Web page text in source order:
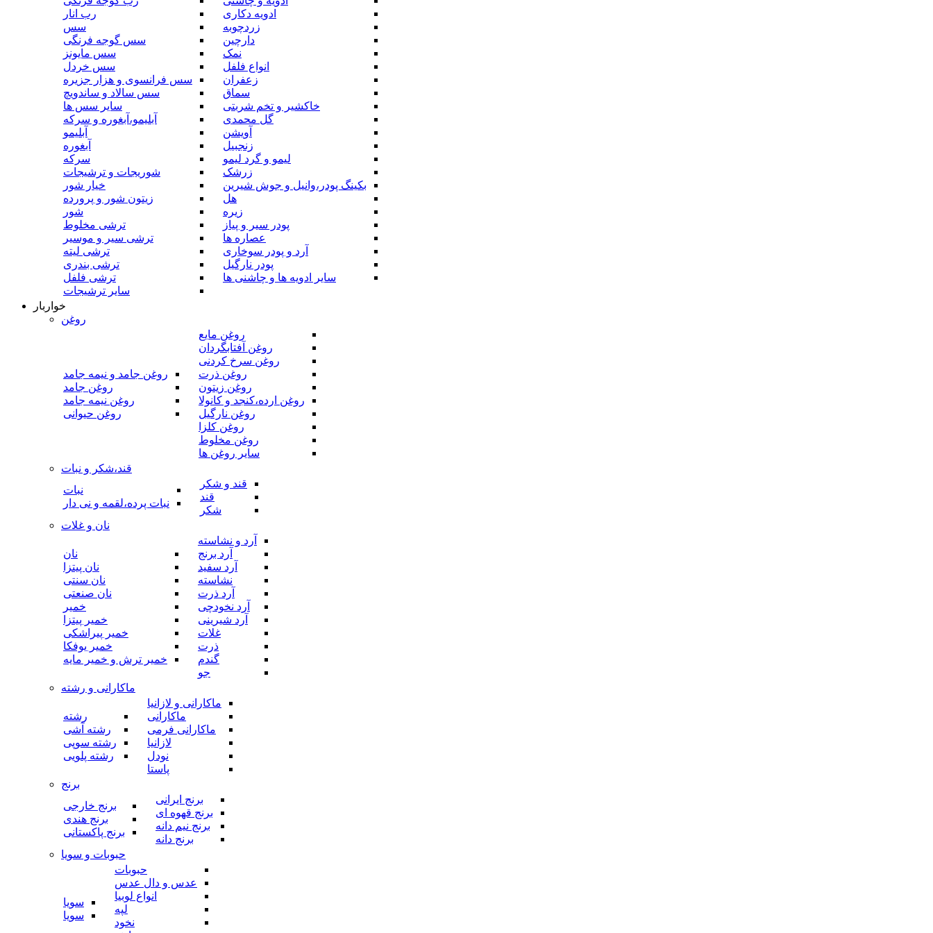
ادویه دکاری
زردچوبه
دارچین
نمک
انواع فلفل
زعفران
سماق
خاکشیر و تخم شربتی
گل محمدی
آویشن
زنجبیل
لیمو و گرد لیمو
زرشک
بکینگ پودر،وانیل و جوش شیرین
هل
زیره
پودر سیر و پیاز
عصاره ها
آرد و پودر سوخاری
پودر نارگیل
سایر ادویه ها و چاشنی ها
رب انار
سس
سس گوجه فرنگی
سس مایونز
سس خردل
سس فرانسوی و هزار جزیره
سس سالاد و ساندویچ
سایر سس ها
آبلیمو،آبغوره و سرکه
آبلیمو
آبغوره
سرکه
شوریجات و ترشیجات
خیار شور
زیتون شور و پرورده
شور
ترشی مخلوط
ترشی سیر و موسیر
ترشی لیته
ترشی بندری
ترشی فلفل
سایر ترشیجات
خواربار
روغن
روغن مایع
روغن آفتابگردان
روغن سرخ کردنی
روغن ذرت
روغن زیتون
روغن ارده،کنجد و کانولا
روغن نارگیل
روغن کلزا
روغن مخلوط
سایر روغن ها
روغن جامد و نیمه جامد
روغن جامد
روغن نیمه جامد
روغن حیوانی
قند،شکر و نبات
قند و شکر
قند
شکر
نبات
نبات پرده،لقمه و نی دار
نان و غلات
آرد و نشاسته
آرد برنج
آرد سفید
نشاسته
آرد ذرت
آرد نخودچی
آرد شیرینی
غلات
ذرت
گندم
جو
نان
نان پیتزا
نان سنتی
نان صنعتی
خمیر
خمیر پیتزا
خمیر پیراشکی
خمیر یوفکا
خمیر ترش و خمیر مایه
ماکارانی و رشته
ماکارانی و لازانیا
ماکارانی
ماکارانی فرمی
لازانیا
نودل
پاستا
رشته
رشته آشی
رشته سوپی
رشته پلویی
برنج
برنج ایرانی
برنج قهوه ای
برنج نیم دانه
برنج دانه
برنج خارجی
برنج هندی
برنج پاکستانی
حبوبات و سویا
حبوبات
عدس و دال عدس
انواع لوبیا
لپه
نخود
سویا
سویا